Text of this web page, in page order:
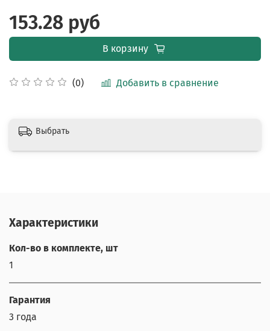
(0) Добавить в сравнение
153.28 руб
В корзину
Выбрать
Характеристики
Кол-во в комплекте, шт
1
Гарантия
3 года